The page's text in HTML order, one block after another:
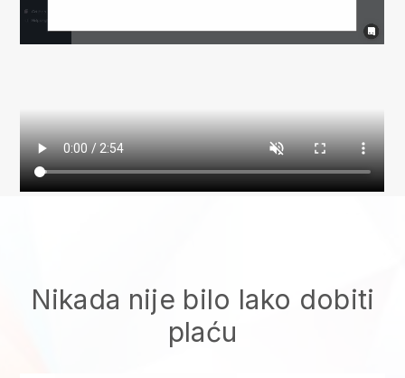
Nikada nije bilo lako dobiti
plaću